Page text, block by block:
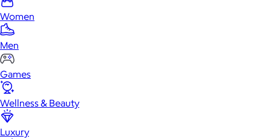
Women
Men
Games
Wellness & Beauty
Luxury